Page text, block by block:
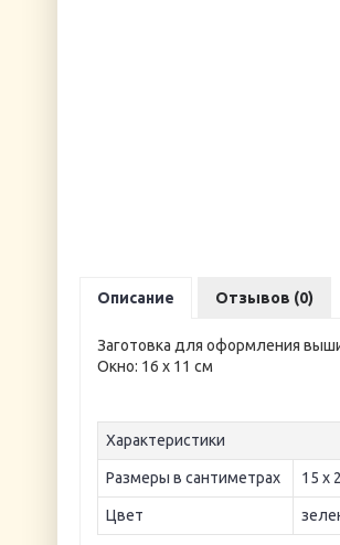
Описание Отзывов (0)
Заготовка для оформления
Окно: 16 х 11 см
Характеристики
Размеры в сантиметрах 15 х
Цвет